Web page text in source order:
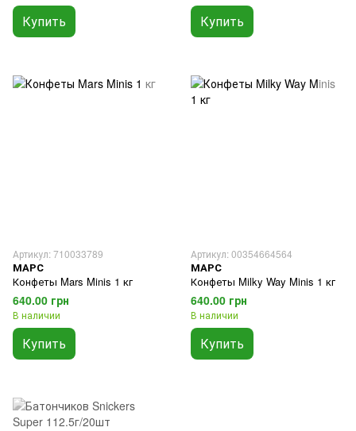
Купить Купить
Артикул: 710033789
МАРС
Конфеты Mars Minis 1 кг
640.00 грн
В наличии
Купить
Артикул: 00354664564
МАРС
Конфеты Milky Way Minis 1 кг
640.00 грн
В наличии
Купить